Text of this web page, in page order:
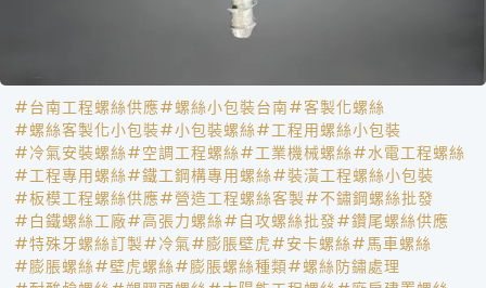
#台南工程螺絲供應#螺絲小包裝台南#客製化螺絲
#螺絲客製化小包裝#小包裝螺絲#工程用螺絲小包裝
#冷氣安裝螺絲#空調工程螺絲#工業機械螺絲#水電工程螺絲
#工程專用螺絲#鐵工鋼構專用螺絲#裝潢工程螺絲小包裝
#板模工程螺絲供應#營造工程螺絲客製#不鏽鋼螺絲批發
#白鐵螺絲工廠#高張力螺絲#自攻螺絲批發#鑽尾螺絲供應
#特殊牙螺絲訂製#冷氣#膨脹壁虎#安卡螺絲#馬車螺絲
#膨脹螺絲#壁虎螺絲#膨脹螺絲種類#螺絲防鏽處理